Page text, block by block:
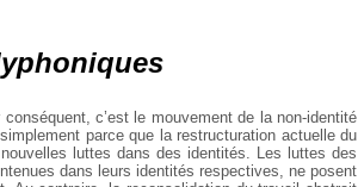
c’est le mouvement de la non-identité
parce que la restructuration actuelle du
luttes dans des identités. Les luttes des
dans leurs identités respectives, ne posent